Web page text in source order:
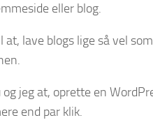
eller blog.
lave blogs lige så vel
jeg at, oprette en
end par klik.